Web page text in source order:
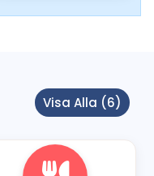
Visa Alla (6)